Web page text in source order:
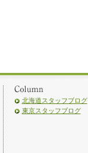
北海道スタッフブログ
東京スタッフブログ